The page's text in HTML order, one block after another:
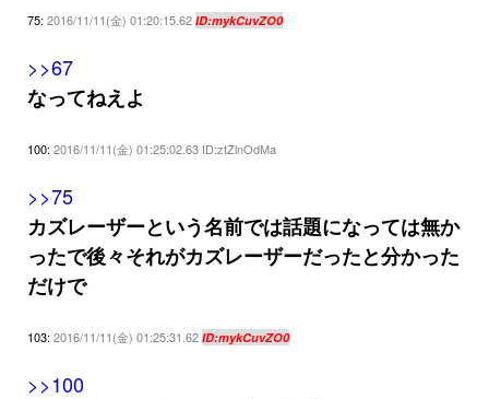
75: 2016/11/11(金) 01:20:15.62 ID:mykCuvZO0
>>67
なってねえよ
100: 2016/11/11(金) 01:25:02.63 ID:ztZlnOdMa
>>75
カズレーザーという名前では話題になっては無か
ったで後々それがカズレーザーだったと分かった
だけで
103: 2016/11/11(金) 01:25:31.62 ID:mykCuvZO0
>>100